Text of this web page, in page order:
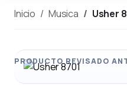
Inicio Musica Usher